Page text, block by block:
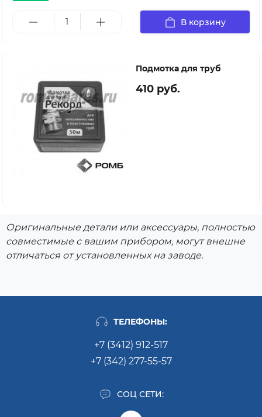
В корзину
Подмотка для труб
410 руб.
Оригинальные детали или аксессуары, полностью
совместимые с вашим прибором, могут внешне
отличаться от установленных на заводе.
ТЕЛЕФОНЫ:
+7 (3412) 912-517
+7 (342) 277-55-57
СОЦ СЕТИ: